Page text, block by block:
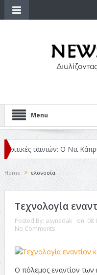
Menu
ταινιών: Ο Ντι
Home ελονοσία
Τεχνολογία
Posted By: asynadak on: 08
No Comments
Ο πόλεμος εναντίον